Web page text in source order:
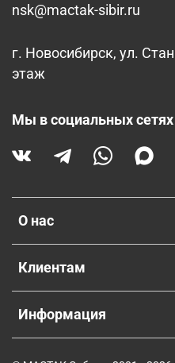
О нас
Клиентам
Информация
nsk@mactak-sibir.ru
г. Новосибирск, ул.
этаж
Мы в социальных сетях